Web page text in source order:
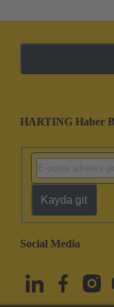
HARTING Haber
Kayda git
Social Media